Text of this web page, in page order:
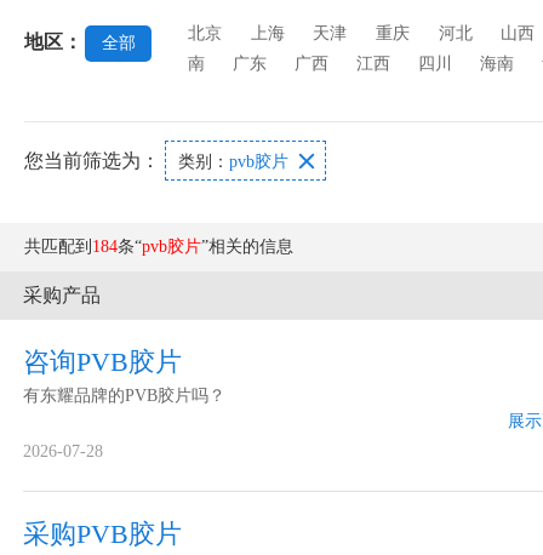
璃
玻璃功能膜 玻璃澄清剂 玻璃原材料
地区： 全部
北京 上海 天津 重庆 河北
山西
南
广东 广西 江西 四川 海南
您当前筛选为： 类别： pvb胶片 
共匹配到 184条“pvb胶片”相关的信息
采购产品
咨询PVB胶片
有东耀品牌的PVB胶片吗？
展
2026-07-28
采购PVB胶片